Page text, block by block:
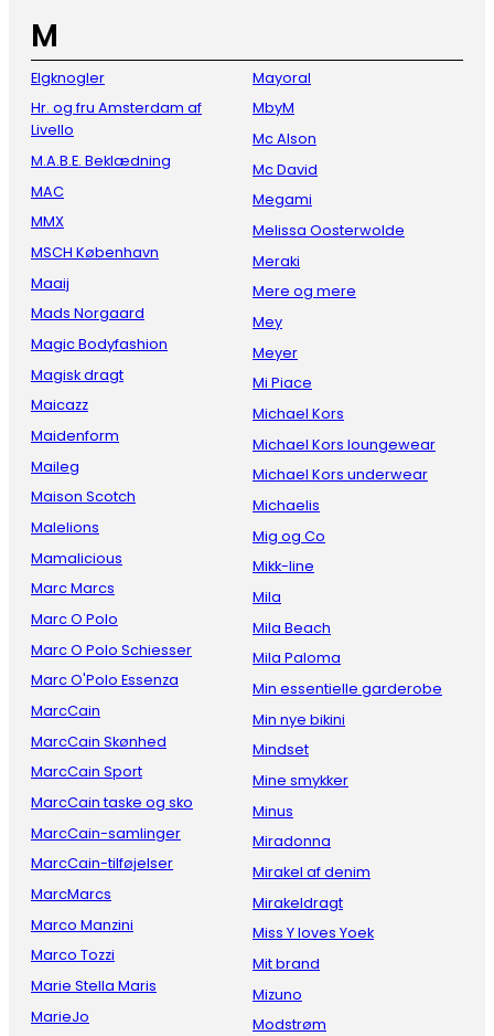
M
Elgknogler
Hr. og fru Amsterdam af
Livello
M.A.B.E. Beklædning
MAC
MMX
MSCH København
Maaij
Mads Norgaard
Magic Bodyfashion
Magisk dragt
Maicazz
Maidenform
Maileg
Maison Scotch
Malelions
Mamalicious
Marc Marcs
Marc O Polo
Marc O Polo Schiesser
Marc O'Polo Essenza
MarcCain
MarcCain Skønhed
MarcCain Sport
MarcCain taske og sko
MarcCain-samlinger
MarcCain-tilføjelser
MarcMarcs
Marco Manzini
Marco Tozzi
Marie Stella Maris
MarieJo
Mayoral
MbyM
Mc Alson
Mc David
Megami
Melissa Oosterwolde
Meraki
Mere og mere
Mey
Meyer
Mi Piace
Michael Kors
Michael Kors loungewear
Michael Kors underwear
Michaelis
Mig og Co
Mikk-line
Mila
Mila Beach
Mila Paloma
Min essentielle garderobe
Min nye bikini
Mindset
Mine smykker
Minus
Miradonna
Mirakel af denim
Mirakeldragt
Miss Y loves Yoek
Mit brand
Mizuno
Modstrøm